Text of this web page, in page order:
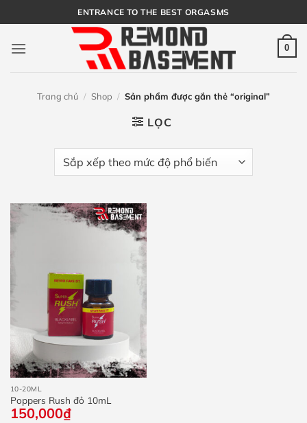
qua
nội
ENTRANCE TO THE BEST ORGASMS
0
Trang chủ / Shop / Sản phẩm được gắn thẻ “original”
LỌC
10-20ML
Poppers Rush đỏ 10mL
150,000₫